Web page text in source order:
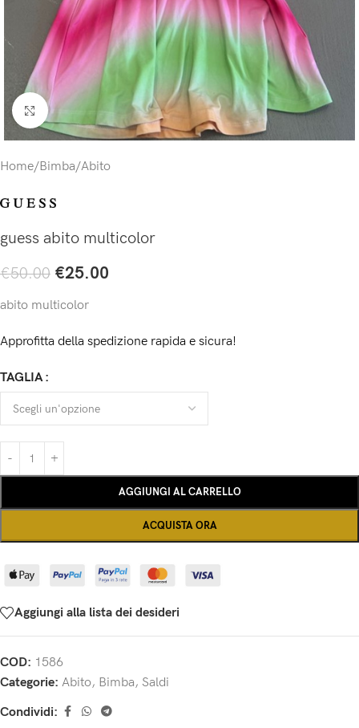
Click to enlarge
Home/Bimba/Abito
guess abito multicolor
€50.00 €25.00
abito multicolor
Approfitta della spedizione rapida e sicura!
TAGLIA
AGGIUNGI AL CARRELLO
ACQUISTA ORA
Aggiungi alla lista dei desideri
COD: 1586
Categorie: Abito, Bimba, Saldi
Condividi: